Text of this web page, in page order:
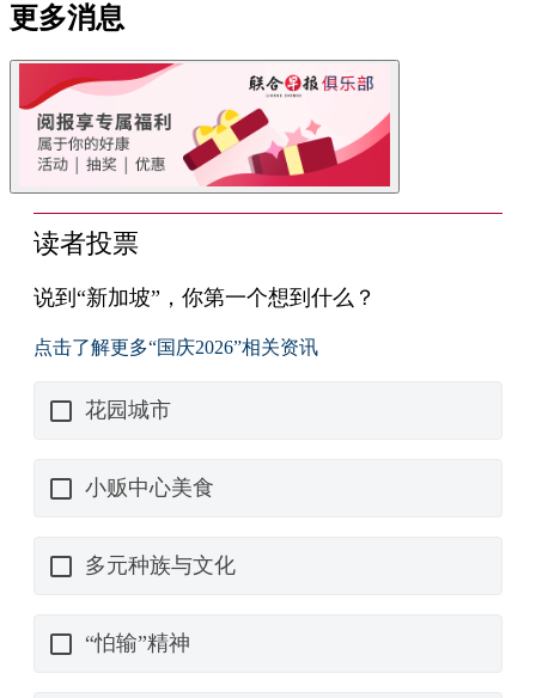
更多消息